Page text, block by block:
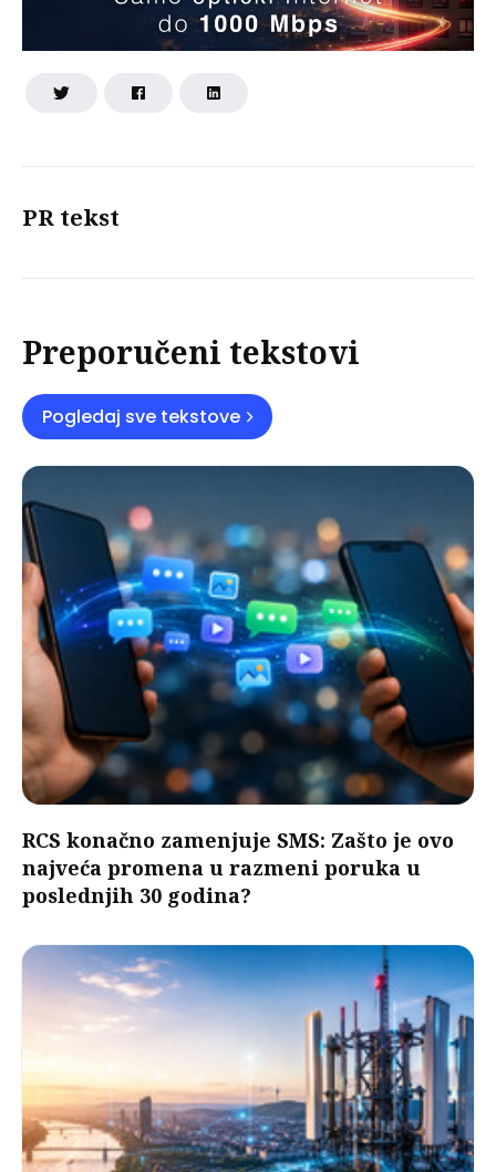
PR tekst
Preporučeni tekstovi
Pogledaj sve tekstove
RCS konačno zamenjuje SMS: Zašto je ovo
najveća promena u razmeni poruka u
poslednjih 30 godina?